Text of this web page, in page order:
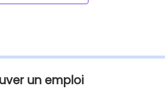
un emploi